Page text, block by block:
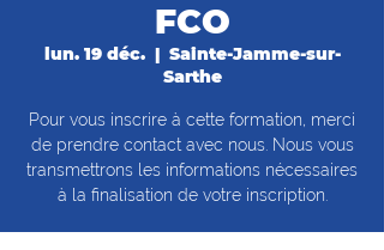
FCO
lun. 19 déc.
  |
Sainte-Jamme-sur-
Sarthe
Pour vous inscrire à cette formation, merci
de prendre contact avec nous. Nous vous
transmettrons les informations nécessaires
à la finalisation de votre inscription.